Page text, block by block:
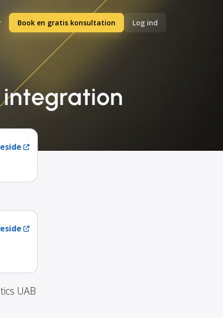
Book en gratis konsultation Log ind
integration
UAB